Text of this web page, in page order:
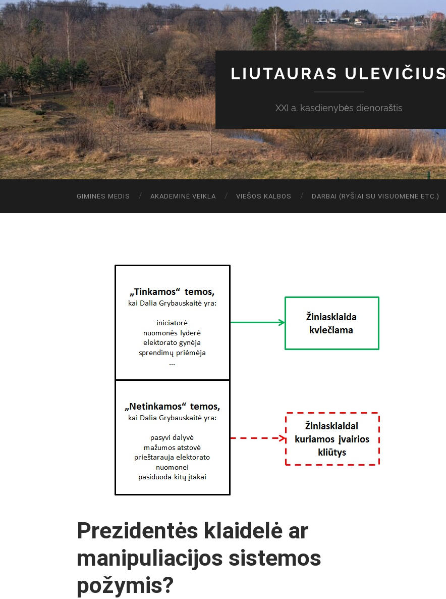
LIUTAURAS ULEVIČIUS
XXI a. kasdienybės dienoraštis
GIMINĖS MEDIS AKADEMINĖ VEIKLA VIEŠOS KALBOS DARBAI (RYŠIAI SU VISUOMENE ETC.)
Prezidentės klaidelė ar
manipuliacijos sistemos
požymis?